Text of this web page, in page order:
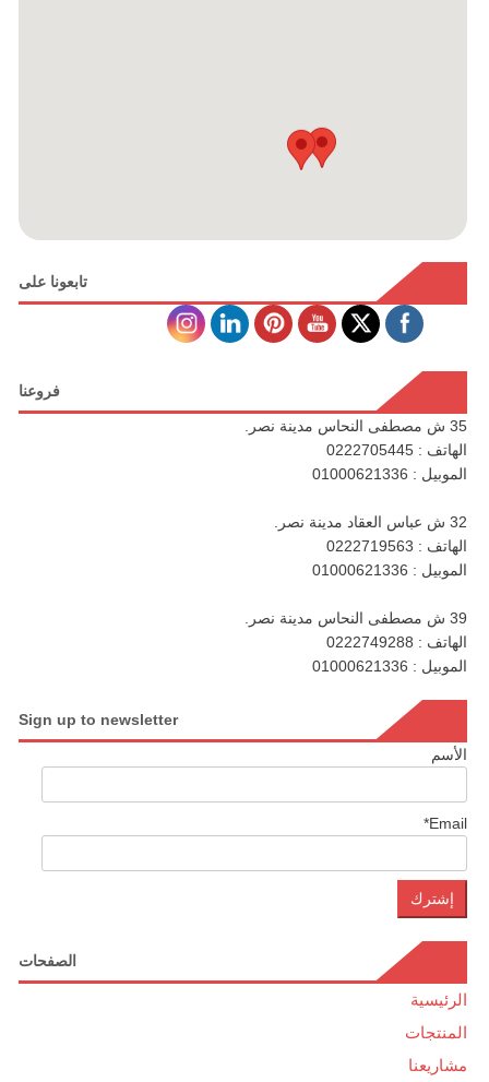
تابعونا على
فروعنا
35 ش مصطفى النحاس مدينة نصر.
الهاتف : 0222705445
الموبيل : 01000621336
32 ش عباس العقاد مدينة نصر.
الهاتف : 0222719563
الموبيل : 01000621336
39 ش مصطفى النحاس مدينة نصر.
الهاتف : 0222749288
الموبيل : 01000621336
Sign up to newsletter
الأسم
Email*
الصفحات
الرئيسية
المنتجات
مشاريعنا